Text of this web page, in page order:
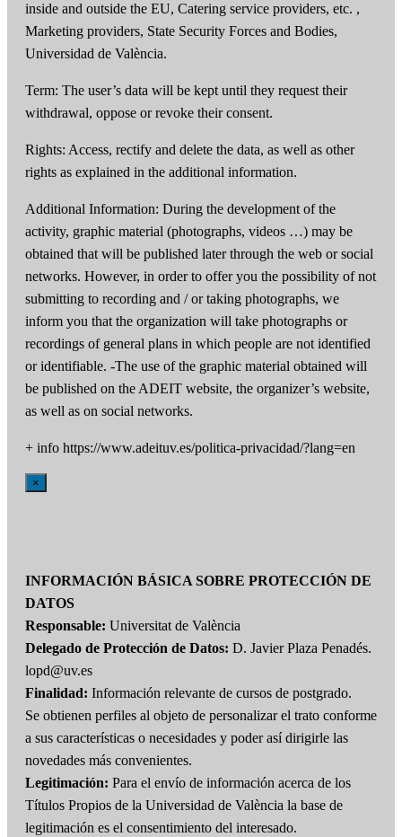
inside and outside the EU, Catering service providers, etc. ,
Marketing providers, State Security Forces and Bodies,
Universidad de València.
Term: The user’s data will be kept until they request their
withdrawal, oppose or revoke their consent.
Rights: Access, rectify and delete the data, as well as other
rights as explained in the additional information.
Additional Information: During the development of the
activity, graphic material (photographs, videos …) may be
obtained that will be published later through the web or social
networks. However, in order to offer you the possibility of not
submitting to recording and / or taking photographs, we
inform you that the organization will take photographs or
recordings of general plans in which people are not identified
or identifiable. -The use of the graphic material obtained will
be published on the ADEIT website, the organizer’s website,
as well as on social networks.
+ info https://www.adeituv.es/politica-privacidad/?lang=en
×
INFORMACIÓN BÁSICA SOBRE PROTECCIÓN DE
DATOS
Responsable: Universitat de València
Delegado de Protección de Datos: D. Javier Plaza Penadés.
lopd@uv.es
Finalidad: Información relevante de cursos de postgrado.
Se obtienen perfiles al objeto de personalizar el trato conforme
a sus características o necesidades y poder así dirigirle las
novedades más convenientes.
Legitimación: Para el envío de información acerca de los
Títulos Propios de la Universidad de València la base de
legitimación es el consentimiento del interesado.